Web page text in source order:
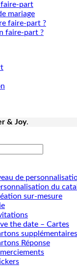
faire-part
mariage
faire-part ?
faire-part ?
& Joy.
de
du
sur-mesure
the date – Cartes
supplémentaires
Réponse